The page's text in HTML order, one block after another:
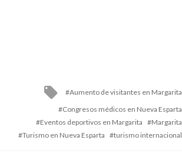
Tagged
with
Aumento de visitantes en Margarita
Congresos médicos en Nueva Esparta
Eventos deportivos en Margarita
Margarita
Turismo en Nueva Esparta
turismo internacional